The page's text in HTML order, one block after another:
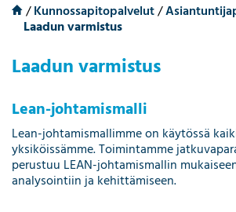
/Kunnossapitopalvelut/
Laadun varmistus
Laadun varmistus
Lean-johtamismalli
Lean-johtamismallimme on käytössä
yksiköissämme. Toimintamme
perustuu LEAN-johtamismallin
analysointiin ja kehittämiseen.